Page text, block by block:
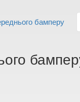
бамперу
Менеджер:
Телефон:
+38 (095) 416-